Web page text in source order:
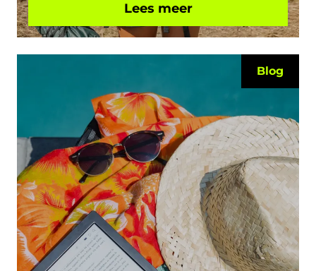
Lees meer
Blog